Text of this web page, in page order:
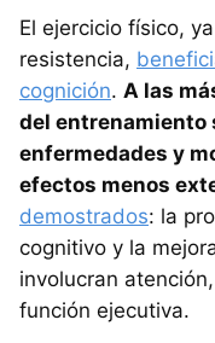
El ejercicio físico,
resistencia,
cognición. A las
del entrenamiento
enfermedades y
efectos menos
demostrados: la
cognitivo y la
involucran
función ejecutiva.